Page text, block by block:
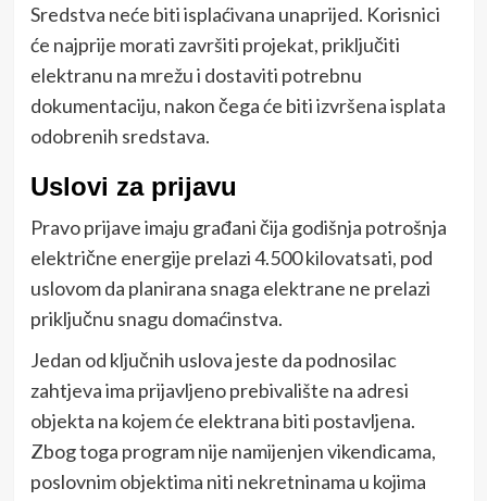
Sredstva neće biti isplaćivana unaprijed. Korisnici
će najprije morati završiti projekat, priključiti
elektranu na mrežu i dostaviti potrebnu
dokumentaciju, nakon čega će biti izvršena isplata
odobrenih sredstava.
Uslovi za prijavu
Pravo prijave imaju građani čija godišnja potrošnja
električne energije prelazi 4.500 kilovatsati, pod
uslovom da planirana snaga elektrane ne prelazi
priključnu snagu domaćinstva.
Jedan od ključnih uslova jeste da podnosilac
zahtjeva ima prijavljeno prebivalište na adresi
objekta na kojem će elektrana biti postavljena.
Zbog toga program nije namijenjen vikendicama,
poslovnim objektima niti nekretninama u kojima